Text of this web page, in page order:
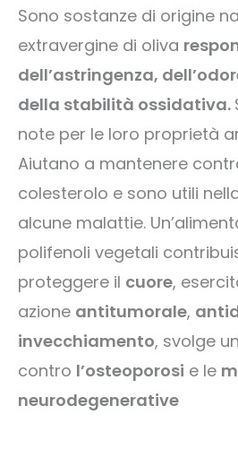
Sono sostanze di origine
extravergine di oliva
dell’astringenza,
della stabilità ossidativa.
note per le loro proprietà
Aiutano a mantenere
colesterolo e sono utili
alcune malattie.
polifenoli vegetali
proteggere il cuore,
azione antitumorale,
invecchiamento, svolge
contro l’osteoporosi e le
neurodegenerative